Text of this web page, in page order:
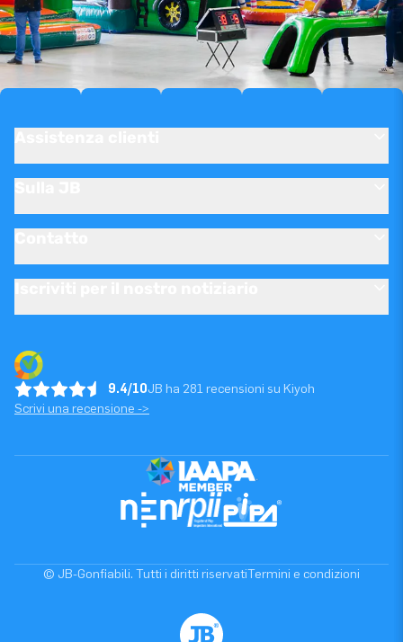
9.4/10JB ha 281 recensioni su Kiyoh
Scrivi una recensione ->
© JB-Gonfiabili. Tutti i diritti riservatiTermini e condizioni